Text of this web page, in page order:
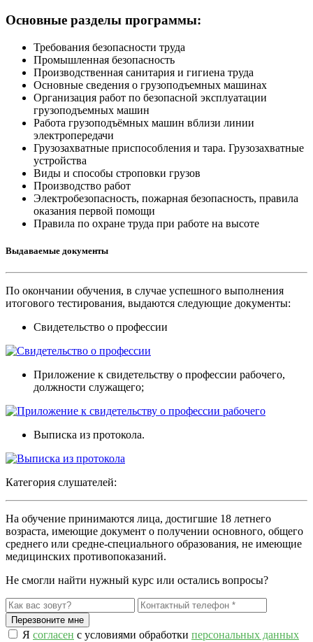
Основные разделы программы:
Требования безопасности труда
Промышленная безопасность
Производственная санитария и гигиена труда
Основные сведения о грузоподъемных машинах
Организация работ по безопасной эксплуатации
грузоподъемных машин
Работа грузоподъёмных машин вблизи линии
электропередачи
Грузозахватные приспособления и тара. Грузозахватные
устройства
Виды и способы строповки грузов
Производство работ
Электробезопасность, пожарная безопасность, правила
оказания первой помощи
Правила по охране труда при работе на высоте
Выдаваемые документы
По окончании обучения, в случае успешного выполнения
итогового тестирования, выдаются следующие документы:
Свидетельство о профессии
Приложение к свидетельству о профессии рабочего,
должности служащего;
Выписка из протокола.
Категория слушателей:
На обучение принимаются лица, достигшие 18 летнего
возраста, имеющие документ о получении основного, общего
среднего или средне-специального образования, не имеющие
медицинских противопоказаний.
Не смогли найти нужный курс или остались вопросы?
Я согласен с условиями обработки персональных данных